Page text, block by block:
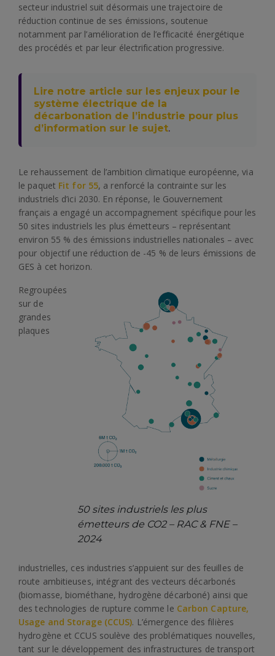
secteur industriel suit désormais une trajectoire de
réduction continue de ses émissions, soutenue
notamment par l’amélioration de l’efficacité énergétique
des procédés et par leur électrification progressive.
Lire notre article sur les enjeux pour le
système électrique de la
décarbonation de l’industrie pour plus
d’information sur le sujet.
Le rehaussement de l’ambition climatique européenne, via
le paquet Fit for 55, a renforcé la contrainte sur les
industriels d’ici 2030. En réponse, le Gouvernement
français a engagé un accompagnement spécifique pour les
50 sites industriels les plus émetteurs – représentant
environ 55 % des émissions industrielles nationales – avec
pour objectif une réduction de -45 % de leurs émissions de
GES à cet horizon.
50 sites industriels les plus
émetteurs de CO2 – RAC & FNE –
2024
Regroupées
sur de
grandes
plaques
industrielles, ces industries s’appuient sur des feuilles de
route ambitieuses, intégrant des vecteurs décarbonés
(biomasse, biométhane, hydrogène décarboné) ainsi que
des technologies de rupture comme le Carbon Capture,
Usage and Storage (CCUS). L’émergence des filières
hydrogène et CCUS soulève des problématiques nouvelles,
tant sur le développement des infrastructures de transport